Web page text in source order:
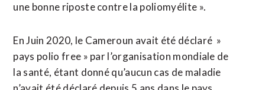
une bonne riposte contre la poliomyélite ».
En Juin 2020, le Cameroun avait été déclaré »
pays polio free » par l’organisation mondiale de
la santé, étant donné qu’aucun cas de maladie